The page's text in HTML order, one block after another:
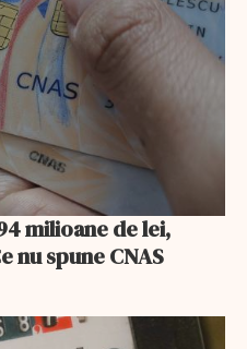
nu spune CNAS